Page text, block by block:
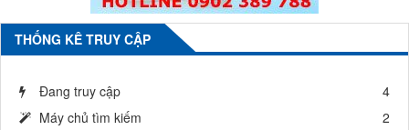
THỐNG KÊ TRUY CẬP
Đang truy cập
4
Máy chủ tìm kiếm
2